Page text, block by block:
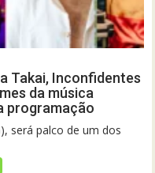
Takai, Inconfidentes
da música
programação
será palco de um dos